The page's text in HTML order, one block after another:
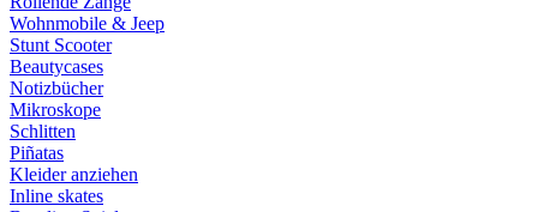
Wohnmobile & Jeep
Stunt Scooter
Beautycases
Notizbücher
Mikroskope
Schlitten
Piñatas
Kleider anziehen
Inline skates